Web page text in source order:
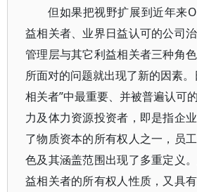
但如果把视野扩展到近年来
益相关者、业界日益认可的公司
管理层与其它利益相关者三种角
所面对的问题就出现了新的因素
相关者”中最重要、并被普遍认可
力及体力资源投资者，即是指企
了物质资本的所有权人之一，员
色及其涵盖范围出现了多重定义
益相关者的所有权人性质，又具